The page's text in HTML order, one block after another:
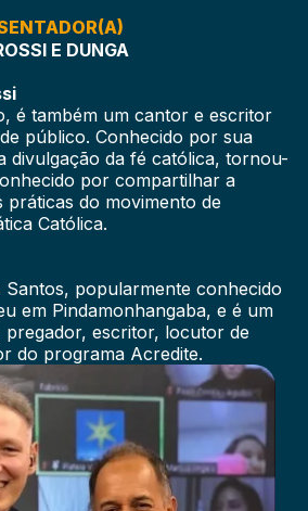
E DUNGA
é também um cantor e escritor
público. Conhecido por sua
divulgação da fé católica, tornou-
por compartilhar a
práticas do movimento de
Católica.
popularmente conhecido
em Pindamonhangaba, e é um
escritor, locutor de
do programa Acredite.